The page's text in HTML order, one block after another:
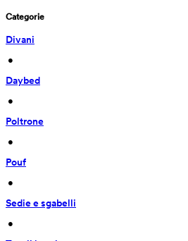
Categorie
Divani
•
Daybed
•
Poltrone
•
Pouf
•
Sedie e sgabelli
•